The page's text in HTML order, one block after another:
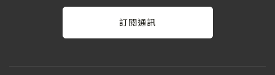
訂閱通訊